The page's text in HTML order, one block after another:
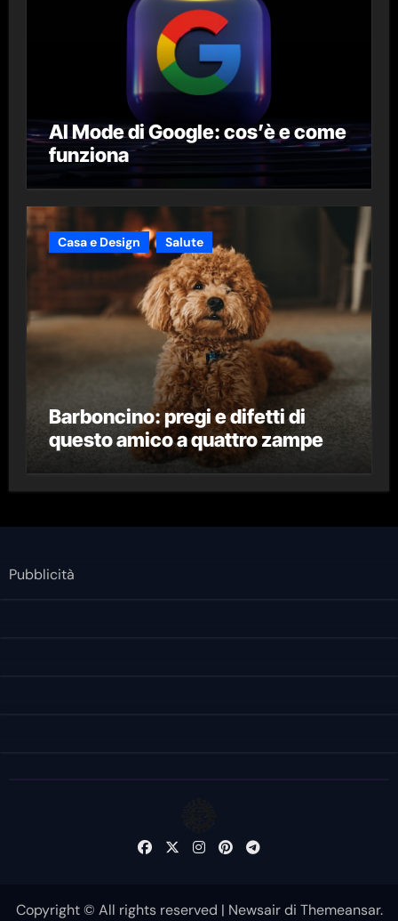
AI Mode di Google: cos’è e come
funziona
Casa e Design Salute
Barboncino: pregi e difetti di
questo amico a quattro zampe
Pubblicità
Copyright © All rights reserved | Newsairdi Themeansar.